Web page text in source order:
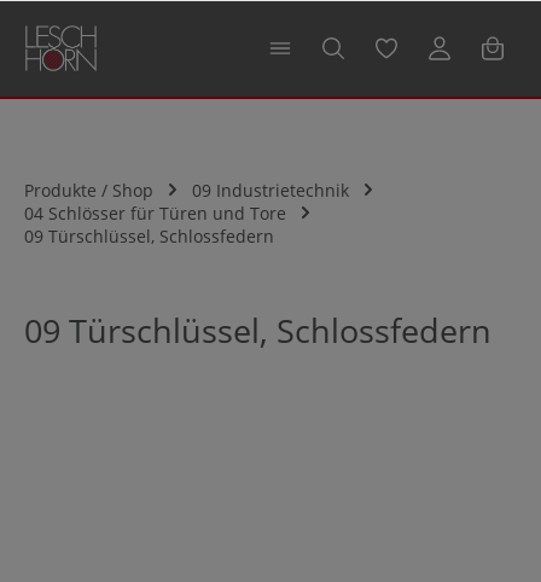
springen
Produkte / Shop
09 Industrietechnik
04 Schlösser für Türen und Tore
09 Türschlüssel, Schlossfedern
09 Türschlüssel, Schlossfedern